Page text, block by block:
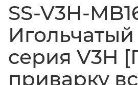
SS-V3H-
серия V3H
приварку